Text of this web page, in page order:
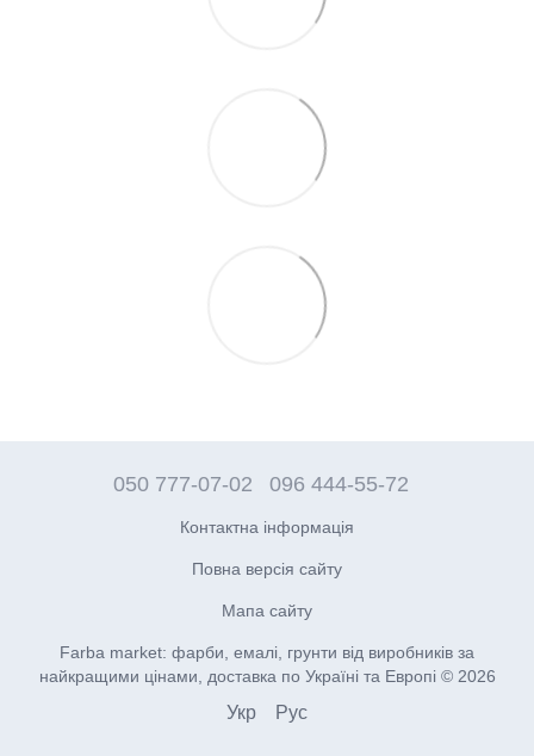
050 777-07-02 096 444-55-72
Контактна інформація
Повна версія сайту
Мапа сайту
Farba market: фарби, емалі, грунти від виробників за
найкращими цінами, доставка по Україні та Европі © 2026
Укр Рус